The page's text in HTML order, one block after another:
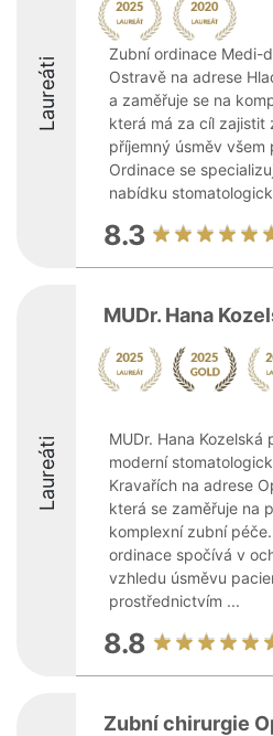
Laureáti
Zubní ordinace Medi-
Ostravě na adrese
a zaměřuje se na
která má za cíl zajistit
příjemný úsměv všem
Ordinace se
nabídku
8.3
Laureáti
MUDr. Hana
MUDr. Hana Kozelská
moderní
Kravařích na adrese
která se zaměřuje na
komplexní zubní
ordinace spočívá v
vzhledu úsměvu
prostřednictvím ...
8.8
Zubní chirurgie